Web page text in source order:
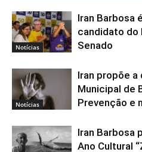
Notícias
Iran Barbosa
candidato do
Senado
Notícias
Iran propõe
Municipal de
Prevenção e
Iran Barbosa
Ano Cultural